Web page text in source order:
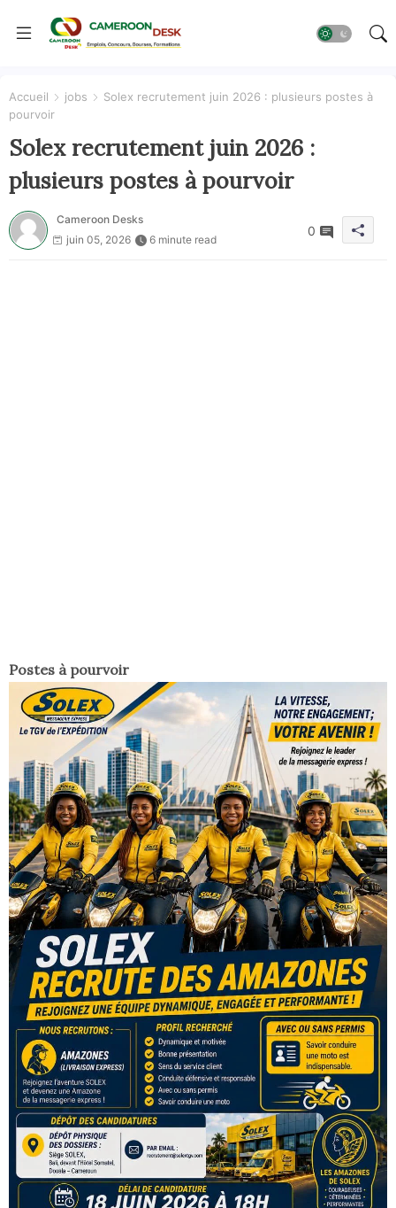
Accueil jobs
Solex recrutement juin 2026 : plusieurs postes à
pourvoir
Solex recrutement juin 2026 :
plusieurs postes à pourvoir
Cameroon Desks
juin 05, 2026
6 minute read
0
Postes à pourvoir